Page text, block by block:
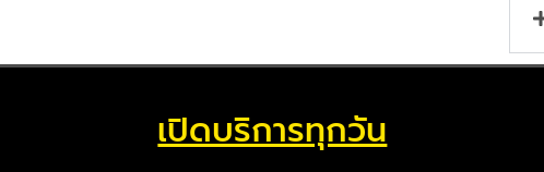
เปิดบริการทุกวัน